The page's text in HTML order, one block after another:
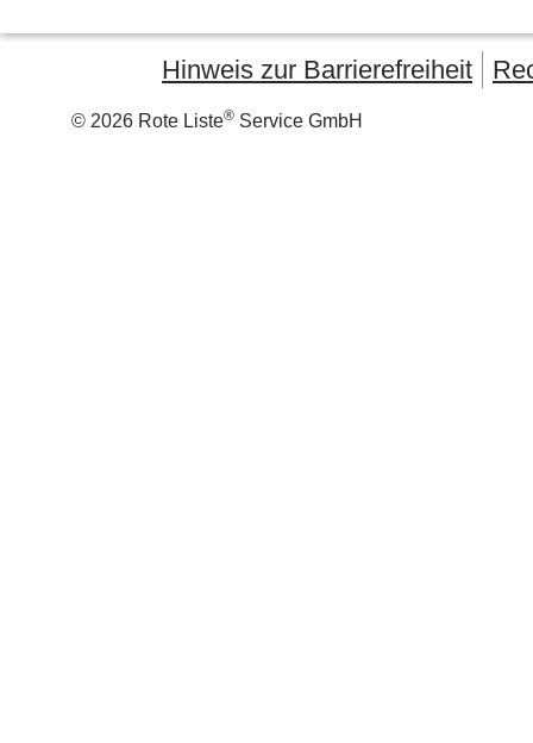
Hinweis zur Barrierefreiheit
© 2026 Rote Liste® Service GmbH